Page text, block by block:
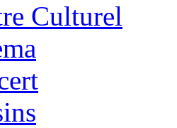
Culturel